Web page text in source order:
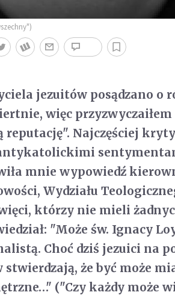
jezuitów posądzano o
więc przyzwyczaiłem
reputację". Najczęściej
mnie wypowiedź
Wydziału
którzy nie mieli
"Może św. Ignacy
Choć dziś jezuici na
że być może
("Czy każdy może